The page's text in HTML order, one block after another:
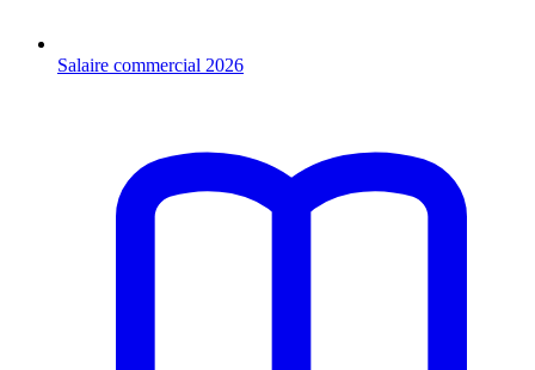
Salaire commercial 2026